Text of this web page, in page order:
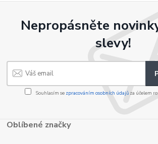
Nepropásněte
slevy!
Souhlasím se zpracováním osobních údajůza účelem
Oblíbené značky